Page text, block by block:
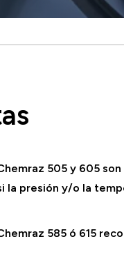
505 y 605
la presión y/o la
585 ó 615